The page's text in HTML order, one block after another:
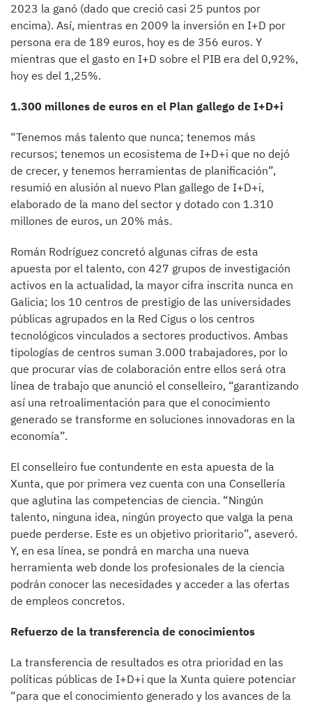
2023 la ganó (dado que creció casi 25 puntos por
encima). Así, mientras en 2009 la inversión en I+D por
persona era de 189 euros, hoy es de 356 euros. Y
mientras que el gasto en I+D sobre el PIB era del 0,92%,
hoy es del 1,25%.
1.300 millones de euros en el Plan gallego de I+D+i
“Tenemos más talento que nunca; tenemos más
recursos; tenemos un ecosistema de I+D+i que no dejó
de crecer, y tenemos herramientas de planificación”,
resumió en alusión al nuevo Plan gallego de I+D+i,
elaborado de la mano del sector y dotado con 1.310
millones de euros, un 20% más.
Román Rodríguez concretó algunas cifras de esta
apuesta por el talento, con 427 grupos de investigación
activos en la actualidad, la mayor cifra inscrita nunca en
Galicia; los 10 centros de prestigio de las universidades
públicas agrupados en la Red Cigus o los centros
tecnológicos vinculados a sectores productivos. Ambas
tipologías de centros suman 3.000 trabajadores, por lo
que procurar vías de colaboración entre ellos será otra
línea de trabajo que anunció el conselleiro, “garantizando
así una retroalimentación para que el conocimiento
generado se transforme en soluciones innovadoras en la
economía”.
El conselleiro fue contundente en esta apuesta de la
Xunta, que por primera vez cuenta con una Consellería
que aglutina las competencias de ciencia. “Ningún
talento, ninguna idea, ningún proyecto que valga la pena
puede perderse. Este es un objetivo prioritario”, aseveró.
Y, en esa línea, se pondrá en marcha una nueva
herramienta web donde los profesionales de la ciencia
podrán conocer las necesidades y acceder a las ofertas
de empleos concretos.
Refuerzo de la transferencia de conocimientos
La transferencia de resultados es otra prioridad en las
políticas públicas de I+D+i que la Xunta quiere potenciar
“para que el conocimiento generado y los avances de la